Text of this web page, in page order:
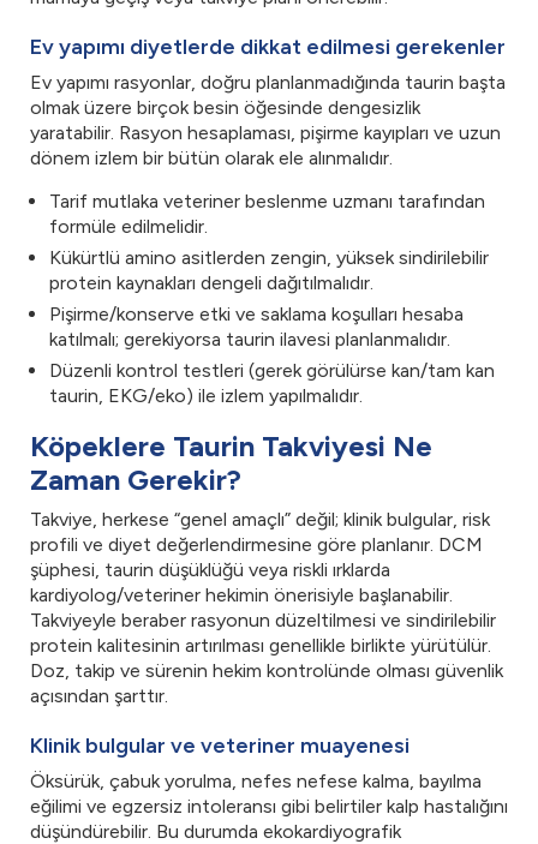
Ev yapımı diyetlerde dikkat edilmesi gerekenler
Ev yapımı rasyonlar, doğru planlanmadığında taurin başta
olmak üzere birçok besin öğesinde dengesizlik
yaratabilir. Rasyon hesaplaması, pişirme kayıpları ve uzun
dönem izlem bir bütün olarak ele alınmalıdır.
Tarif mutlaka veteriner beslenme uzmanı tarafından
formüle edilmelidir.
Kükürtlü amino asitlerden zengin, yüksek sindirilebilir
protein kaynakları dengeli dağıtılmalıdır.
Pişirme/konserve etki ve saklama koşulları hesaba
katılmalı; gerekiyorsa taurin ilavesi planlanmalıdır.
Düzenli kontrol testleri (gerek görülürse kan/tam kan
taurin, EKG/eko) ile izlem yapılmalıdır.
Köpeklere Taurin Takviyesi Ne
Zaman Gerekir?
Takviye, herkese “genel amaçlı” değil; klinik bulgular, risk
profili ve diyet değerlendirmesine göre planlanır. DCM
şüphesi, taurin düşüklüğü veya riskli ırklarda
kardiyolog/veteriner hekimin önerisiyle başlanabilir.
Takviyeyle beraber rasyonun düzeltilmesi ve sindirilebilir
protein kalitesinin artırılması genellikle birlikte yürütülür.
Doz, takip ve sürenin hekim kontrolünde olması güvenlik
açısından şarttır.
Klinik bulgular ve veteriner muayenesi
Öksürük, çabuk yorulma, nefes nefese kalma, bayılma
eğilimi ve egzersiz intoleransı gibi belirtiler kalp hastalığını
düşündürebilir. Bu durumda ekokardiyografik